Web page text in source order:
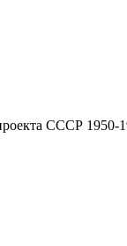
СССР 1950-